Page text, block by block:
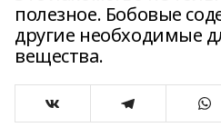
полезное. Бобовые
другие необходимые
вещества.